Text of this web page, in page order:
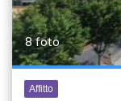
8 foto
Affitto